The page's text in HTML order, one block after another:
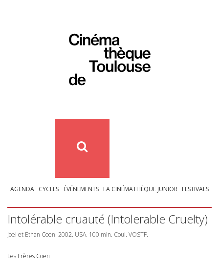
AGENDA CYCLES ÉVÉNEMENTS LA CINÉMATHÈQUE JUNIOR FESTIVALS
Intolérable cruauté (Intolerable Cruelty)
Joel et Ethan Coen. 2002. USA. 100 min. Coul. VOSTF.
Les Frères Coen